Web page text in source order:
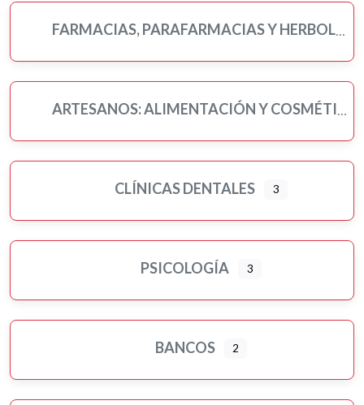
FARMACIAS, PARAFARMACIAS Y HERBOLARIOS
ARTESANOS: ALIMENTACIÓN Y COSMÉTICA
CLÍNICAS DENTALES 3
PSICOLOGÍA 3
BANCOS 2